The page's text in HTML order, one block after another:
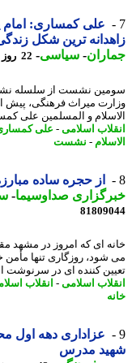
علی کمساری: امام پس
ترین شکل زندگی را
- سیاسی-22 روز پیش - چهارشنبه 24 تیر 1405، 10:30
نشست از سلسله نشست
و المسلمین علی
اسلامی-علی کمساری-
-نشست
از حجره ساده مبارزه
صداوسیما-
ای که امروز در مشهد مقدس
روزگاری تنها مأمن
کننده ای در سرنوشت
اسلامی-انقلاب اسلامی
عزاداری دهه اول محرم
مدرس